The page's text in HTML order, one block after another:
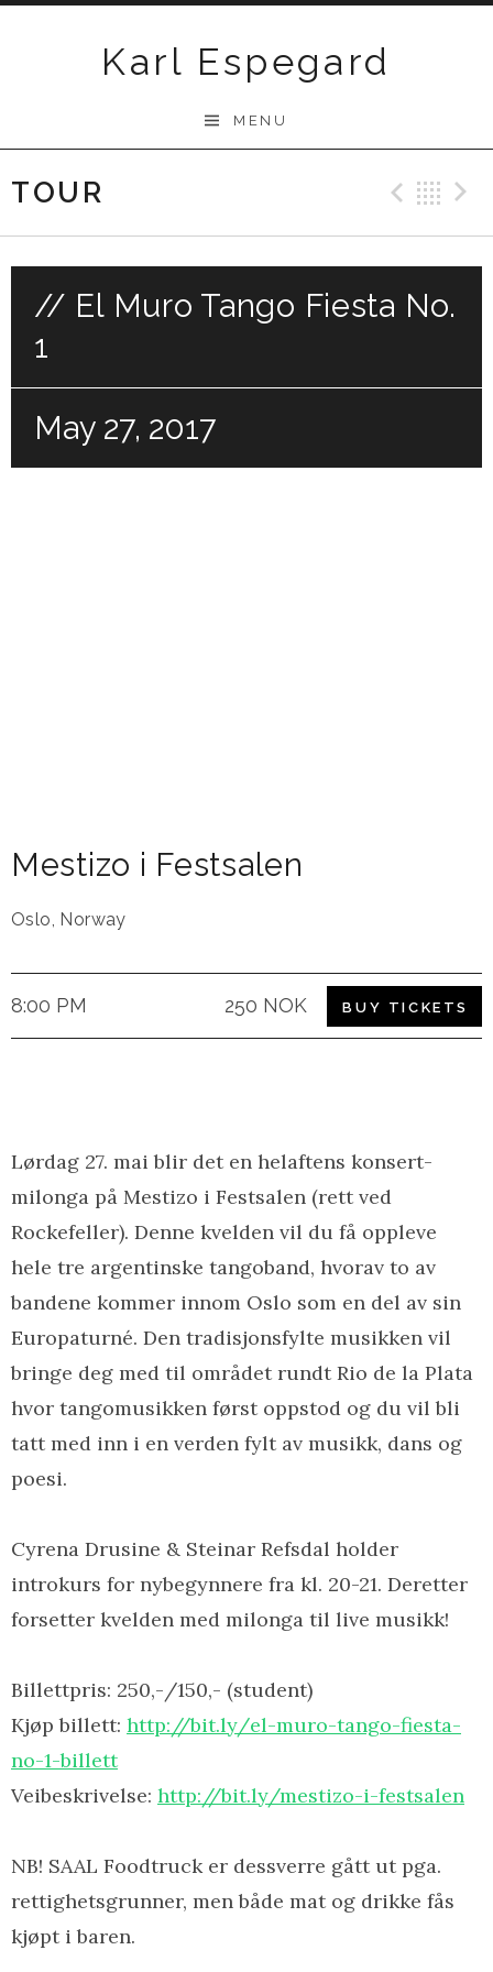
Karl Espegard
MENU
TOUR
// El Muro Tango Fiesta No.
1
May 27, 2017
Mestizo i Festsalen
Oslo, Norway
8:00 PM 250 NOK BUY TICKETS
Lørdag 27. mai blir det en helaftens konsert-
milonga på Mestizo i Festsalen (rett ved
Rockefeller). Denne kvelden vil du få oppleve
hele tre argentinske tangoband, hvorav to av
bandene kommer innom Oslo som en del av sin
Europaturné. Den tradisjonsfylte musikken vil
bringe deg med til området rundt Rio de la Plata
hvor tangomusikken først oppstod og du vil bli
tatt med inn i en verden fylt av musikk, dans og
poesi.
Cyrena Drusine & Steinar Refsdal holder
introkurs for nybegynnere fra kl. 20-21. Deretter
forsetter kvelden med milonga til live musikk!
Billettpris: 250,-/150,- (student)
Kjøp billett: http://bit.ly/el-muro-tango-fiesta-
no-1-billett
Veibeskrivelse: http://bit.ly/mestizo-i-festsalen
NB! SAAL Foodtruck er dessverre gått ut pga.
rettighetsgrunner, men både mat og drikke fås
kjøpt i baren.